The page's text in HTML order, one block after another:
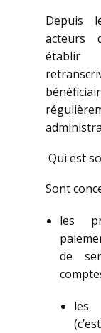
Depuis
acteurs
établir
Qui est
Sont
les
de
les